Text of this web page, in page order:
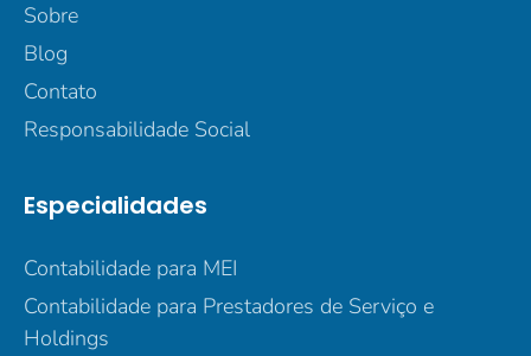
Sobre
Blog
Contato
Responsabilidade Social
Especialidades
Contabilidade para MEI
Contabilidade para Prestadores de Serviço e
Holdings